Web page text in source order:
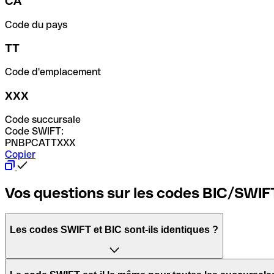
Code du pays
TT
Code d'emplacement
XXX
Code succursale
Code SWIFT:
PNBPCATTXXX
Copier
Vos questions sur les codes BIC/
Les codes SWIFT et BIC sont-ils identiques ?